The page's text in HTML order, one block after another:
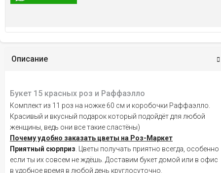
Описание
Букет 15 красных роз и Раффаэлло
Комплект из 11 роз на ножке 60 см и коробочки Раффаэлло.
Красивый и вкусный подарок который подойдёт для любой
женщины, ведь они все такие сластёны)
Почему удобно заказать цветы на Роз-Маркет
Приятный сюрприз . Цветы получать приятно всегда, особенно
если ты их совсем не ждёшь. Доставим букет домой или в офис
в удобное время в любой день круглосуточно.